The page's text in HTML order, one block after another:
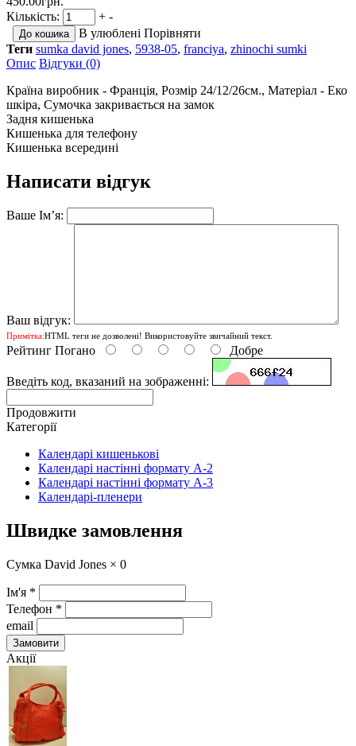
Кількість:
+ -
В улюблені Порівняти
Теги sumka david jones, 5938-05, franciya, zhinochi sumki
Опис Відгуки (0)
Країна виробник - Франція, Розмір 24/12/26см., Матеріал - Еко
шкіра, Сумочка закривається на замок
Задня кишенька
Кишенька для телефону
Кишенька всередині
Написати відгук
Ваше Ім’я:
Ваш відгук:
Примітка:HTML теги не дозволені! Використовуйте звичайний текст.
Рейтинг Погано Добре
Введіть код, вказаний на зображенні:
Продовжити
Категорії
Календарі кишенькові
Календарі настінні формату А-2
Календарі настінні формату А-3
Календарі-пленери
Швидке замовлення
Сумка David Jones × 0
Ім'я *
Телефон *
email
Замовити
Акції